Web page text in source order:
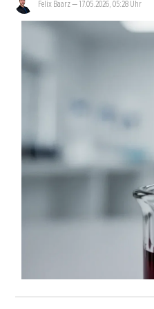
Felix Baarz— 17.05.2026, 05:28 Uhr